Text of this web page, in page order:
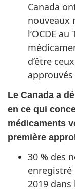
Canada
nouveaux
l’OCDE
d’être
Le Canada a
en ce qui
médicaments
première
30 % des
enregistré
2019 dans